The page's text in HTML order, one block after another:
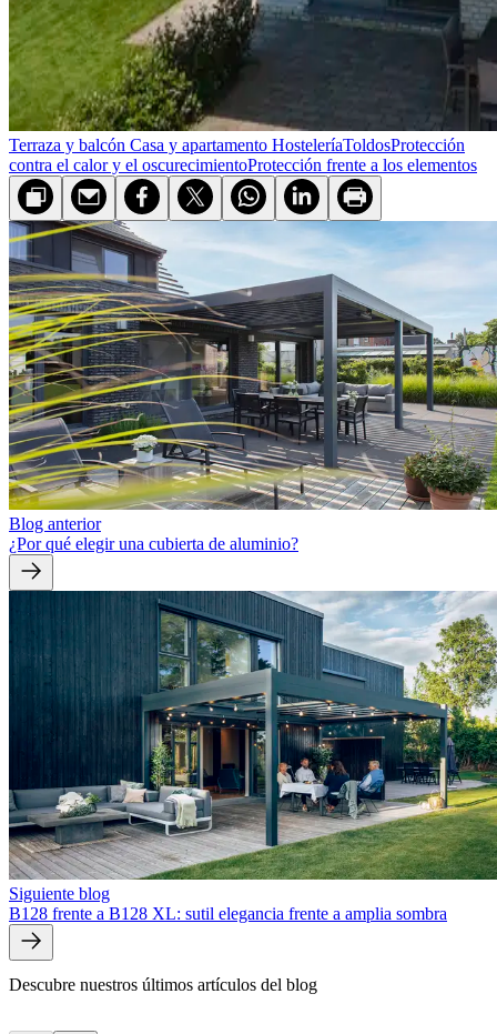
Terraza y balcón Casa y apartamento HosteleríaToldosProtección
contra el calor y el oscurecimientoProtección frente a los elementos
Blog anterior
¿Por qué elegir una cubierta de aluminio?
Siguiente blog
B128 frente a B128 XL: sutil elegancia frente a amplia sombra
Descubre nuestros últimos artículos del blog